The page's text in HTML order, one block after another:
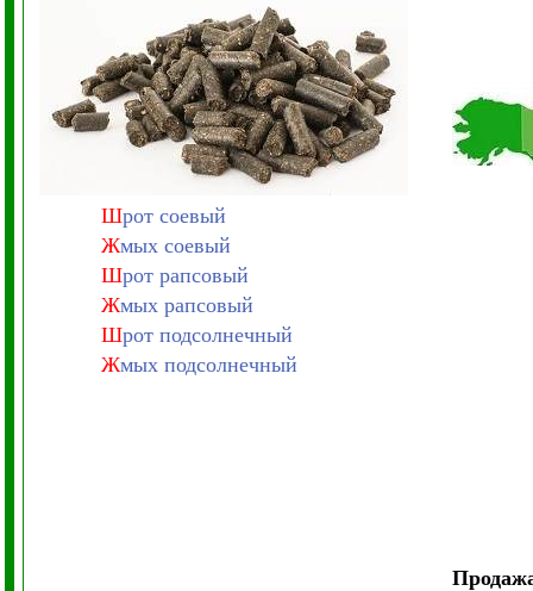
Шрот соевый
Жмых соевый
Шрот рапсовый
Жмых рапсовый
Шрот подсолнечный
Жмых подсолнечный